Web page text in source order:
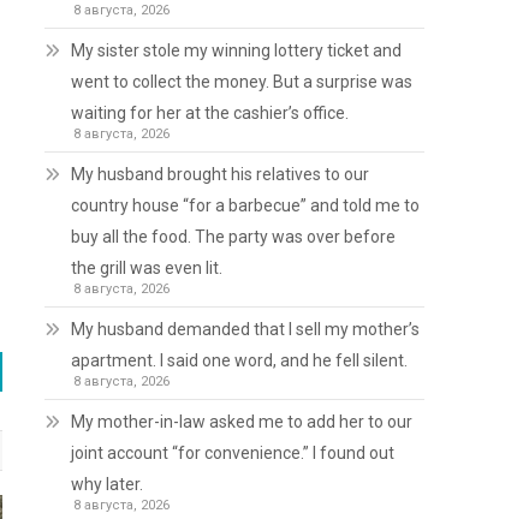
8 августа, 2026
My sister stole my winning lottery ticket and
went to collect the money. But a surprise was
waiting for her at the cashier’s office.
8 августа, 2026
My husband brought his relatives to our
country house “for a barbecue” and told me to
buy all the food. The party was over before
the grill was even lit.
8 августа, 2026
My husband demanded that I sell my mother’s
apartment. I said one word, and he fell silent.
8 августа, 2026
My mother-in-law asked me to add her to our
joint account “for convenience.” I found out
why later.
8 августа, 2026